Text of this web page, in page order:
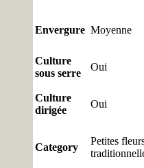
Envergure Moyenne
Culture
sous serre
Oui
Culture
dirigée
Oui
Category
Petites